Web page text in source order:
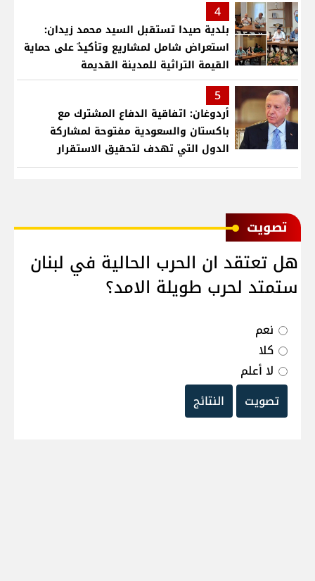
4
بلدية صيدا تستقبل السيد محمد زيدان:
استعراض شامل لمشاريع وتأكيدٌ على حماية
القيمة التراثية للمدينة القديمة
5
أردوغان: اتفاقية الدفاع المشترك مع
باكستان والسعودية مفتوحة لمشاركة
الدول التي تهدف لتحقيق الاستقرار
بمنطقتنا
ﺗﺼﻮﻳﺖ
هل تعتقد ان الحرب الحالية في لبنان
ستمتد لحرب طويلة الامد؟
نعم
كلا
لا أعلم
تصويت
النتائج